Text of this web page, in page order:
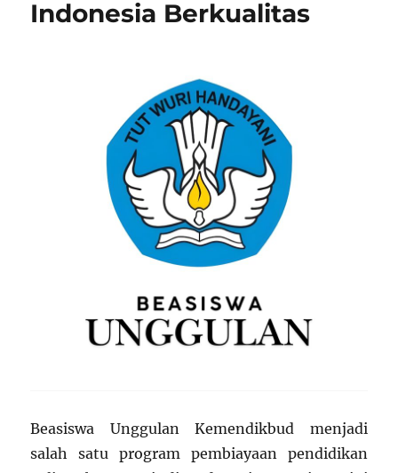
Indonesia Berkualitas
Beasiswa Unggulan Kemendikbud menjadi
salah satu program pembiayaan pendidikan